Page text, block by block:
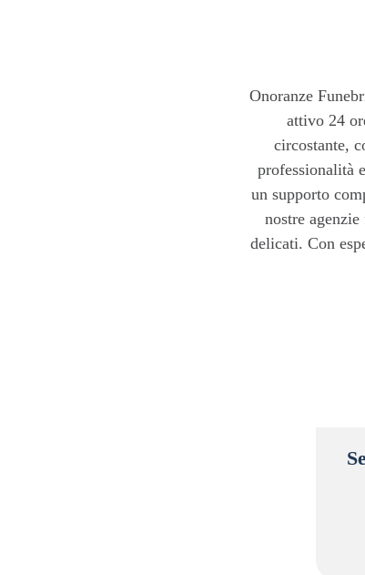
Onoranze
attivo 24
circostante,
professionalità
un supporto
nostre
delicati. Con